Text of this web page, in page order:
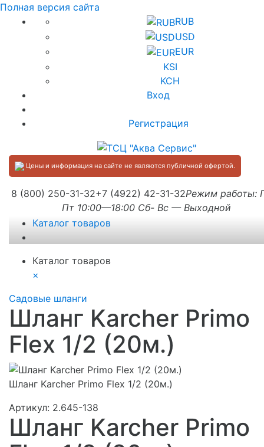
Полная версия сайта
RUB
USD
EUR
KSI
KCH
Вход
Регистрация
Цены и информация на сайте не являются публичной офертой.
8 (800) 250-31-32+7 (4922) 42-31-32Режим работы:
Пт 10:00—18:00 Сб- Вс — Выходной
Каталог товаров
Каталог товаров
×
Садовые шланги
Шланг Karcher Primo
Flex 1/2 (20м.)
Шланг Karcher Primo Flex 1/2 (20м.)
Артикул: 2.645-138
Шланг Karcher Primo